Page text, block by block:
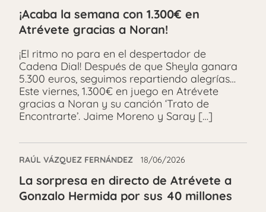
¡Acaba la semana con 1.300€ en
Atrévete gracias a Noran!
¡El ritmo no para en el despertador de
Cadena Dial! Después de que Sheyla ganara
5.300 euros, seguimos repartiendo alegrías…
Este viernes, 1.300€ en juego en Atrévete
gracias a Noran y su canción ‘Trato de
Encontrarte’. Jaime Moreno y Saray […]
RAÚL VÁZQUEZ FERNÁNDEZ 18/06/2026
La sorpresa en directo de Atrévete a
Gonzalo Hermida por sus 40 millones